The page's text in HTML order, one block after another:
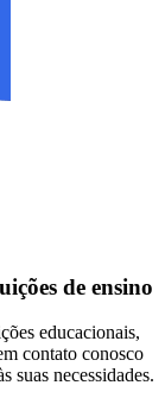
de ensino
educacionais,
contato conosco
suas necessidades.